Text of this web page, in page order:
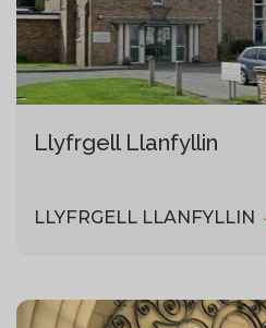
Llyfrgell Llanfyllin
LLYFRGELL LLANFYLLIN